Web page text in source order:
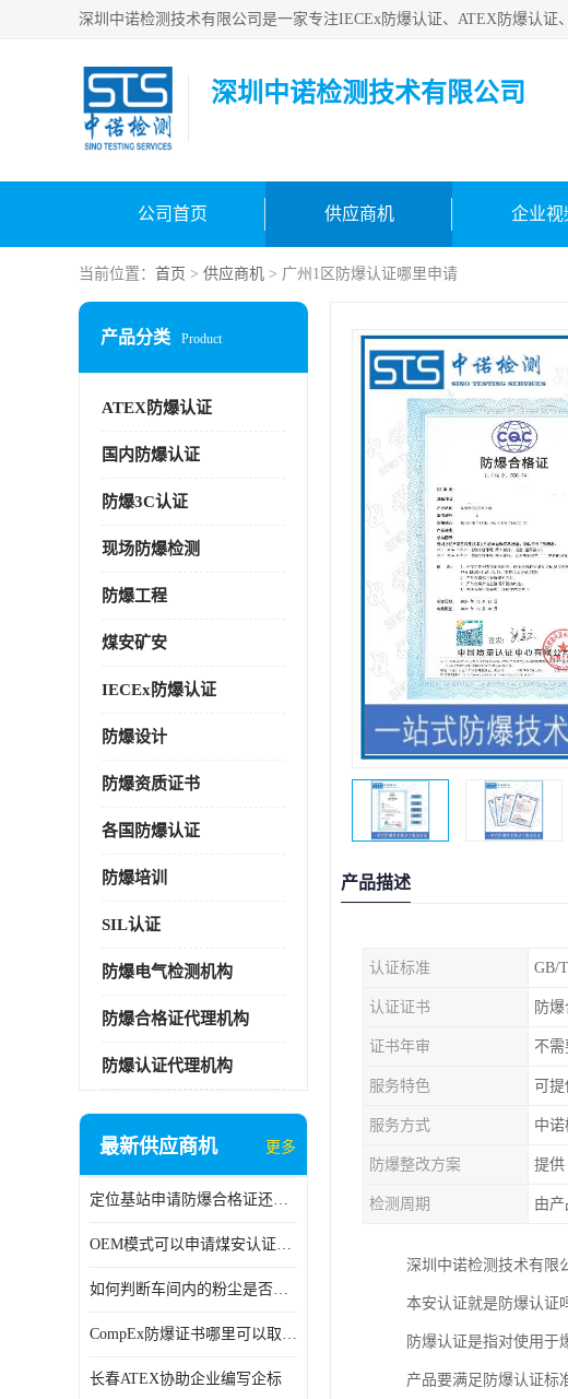
深圳中诺检测技术有限公司
公司首页 供应商机 企业视
当前位置： 首页 > 供应商机 > 广州1区防爆认证哪里申请
产品分类 Product
ATEX防爆认证
国内防爆认证
防爆3C认证
现场防爆检测
防爆工程
煤安矿安
IECEx防爆认证
防爆设计
防爆资质证书
各国防爆认证
防爆培训
SIL认证
防爆电气检测机构
防爆合格证代理机构
防爆认证代理机构
最新供应商机 更多
定位基站申请防爆合格证还是防爆3C认证呢？
OEM模式可以申请煤安认证吗？
如何判断车间内的粉尘是否为爆炸性粉尘？
CompEx防爆证书哪里可以取得？
长春ATEX协助企业编写企标
产品描述
认证标准 GB/
认证证书 防
证书年审 不需
服务特色 可
服务方式 中
防爆整改方案 提供
检测周期 由
深圳中诺检测技术有限
本安认证就是防爆认证
防爆认证是指对使用于
产品要满足防爆认证标